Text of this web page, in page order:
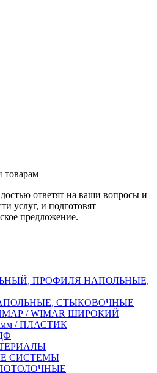
товарам
ответят на ваши вопросы и
услуг, и подготовят
предложение.
ПРОФИЛЯ НАПОЛЬНЫЕ,
СТЫКОВОЧНЫЕ
/ WIMAR ШИРОКИЙ
/ ПЛАСТИК
СИСТЕМЫ